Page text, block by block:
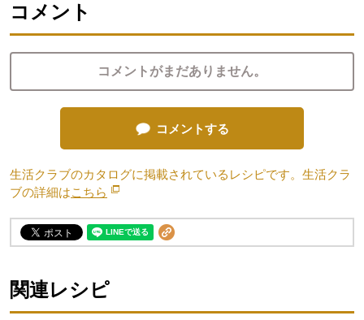
コメント
コメントがまだありません。
コメントする
生活クラブのカタログに掲載されているレシピです。生活クラ
ブの詳細はこちら 別のウィンドウで開きます。
関連レシピ